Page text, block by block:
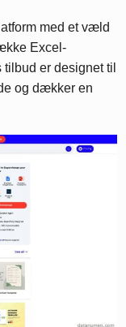
med et væld
Excel-
er designet til
og dækker en